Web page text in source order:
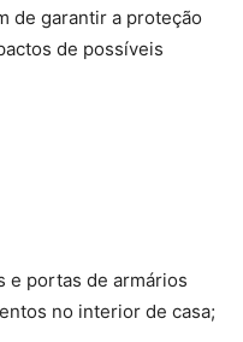
de garantir a proteção
de possíveis
e portas de armários
no interior de casa;